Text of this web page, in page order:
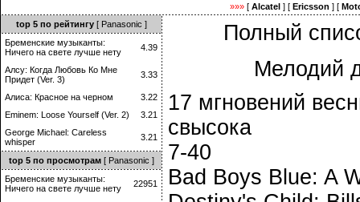
»»»[ Alcatel] [ Ericsson ] [
top 5 по рейтингу[ Panasonic ]
Бременские музыканты:
Ничего на свете лучше нету
4.39
Алсу: Когда Любовь Ко Мне
Придет (Ver. 3)
3.33
Алиса: Красное на черном
3.22
Eminem: Loose Yourself (Ver. 2)
3.21
George Michael: Careless
whisper
3.21
top 5 по просмотрам[ Panasonic ]
Бременские музыканты:
Ничего на свете лучше нету
22951
Полный
Мелодий
17 мгновений
свысока
7-40
Bad Boys Blue: A